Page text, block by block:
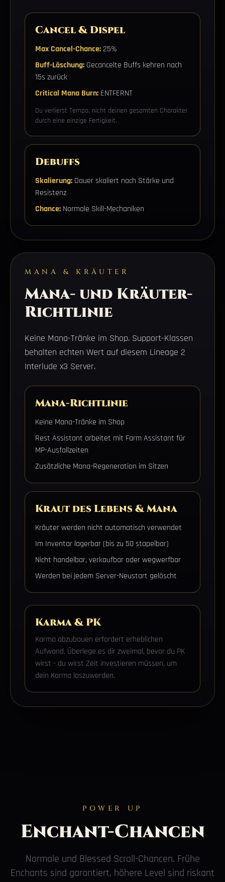
Cancel & Dispel
Max Cancel-Chance: 25%
Buff-Löschung: Gecancelte Buffs kehren nach
15s zurück
Critical Mana Burn: ENTFERNT
Du verlierst Tempo, nicht deinen gesamten Charakter
durch eine einzige Fertigkeit.
Debuffs
Skalierung: Dauer skaliert nach Stärke und
Resistenz
Chance: Normale Skill-Mechaniken
MANA & KRÄUTER
Mana- und Kräuter-
Richtlinie
Keine Mana-Tränke im Shop. Support-Klassen
behalten echten Wert auf diesem Lineage 2
Interlude x3 Server.
Mana-Richtlinie
Keine Mana-Tränke im Shop
Rest Assistant arbeitet mit Farm Assistant für
MP-Ausfallzeiten
Zusätzliche Mana-Regeneration im Sitzen
Kraut des Lebens & Mana
Kräuter werden nicht automatisch verwendet
Im Inventar lagerbar (bis zu 50 stapelbar)
Nicht handelbar, verkaufbar oder wegwerfbar
Werden bei jedem Server-Neustart gelöscht
Karma & PK
Karma abzubauen erfordert erheblichen
Aufwand. Überlege es dir zweimal, bevor du PK
wirst - du wirst Zeit investieren müssen, um
dein Karma loszuwerden.
POWER UP
Enchant-Chancen
Normale und Blessed Scroll-Chancen. Frühe
Enchants sind garantiert, höhere Level sind riskant